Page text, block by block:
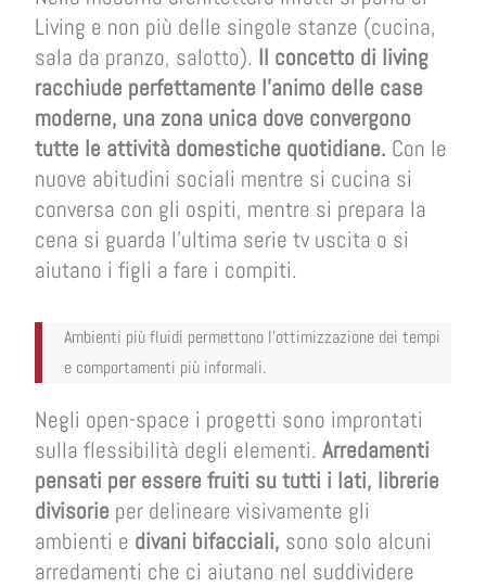
Living e non più delle singole stanze (cucina,
sala da pranzo, salotto). Il concetto di living
racchiude perfettamente l’animo delle case
moderne, una zona unica dove convergono
tutte le attività domestiche quotidiane. Con le
nuove abitudini sociali mentre si cucina si
conversa con gli ospiti, mentre si prepara la
cena si guarda l’ultima serie tv uscita o si
aiutano i figli a fare i compiti.
Ambienti più fluidi permettono l’ottimizzazione dei tempi
e comportamenti più informali.
Negli open-space i progetti sono improntati
sulla flessibilità degli elementi.Arredamenti
pensati per essere fruiti su tutti i lati, librerie
divisorie per delineare visivamente gli
ambienti e divani bifacciali, sono solo alcuni
arredamenti che ci aiutano nel suddividere